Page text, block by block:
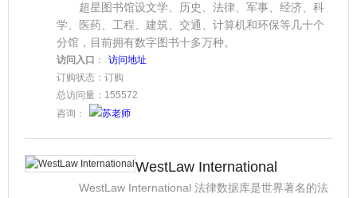
超星图书馆设文学、历史、法律、军事、经济、科
学、医药、工程、建筑、交通、计算机和环保等几十个
分馆，目前拥有数字图书十多万种。
访问入口 ：
访问地址
订购状态：订购
总访问量：155572
咨询：
苏老师
WestLaw International
WestLaw International 法律数据库是世界著名的法